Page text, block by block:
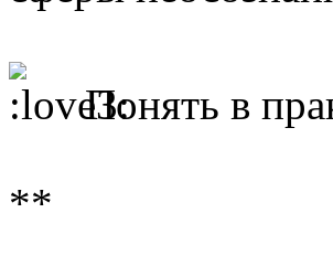
Понять в
**